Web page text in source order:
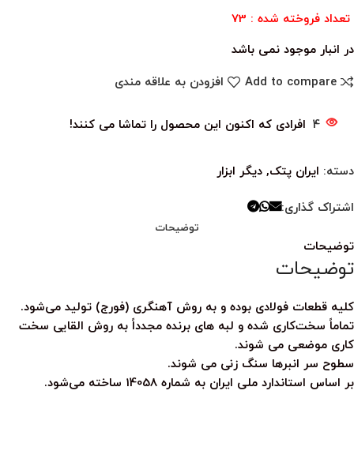
تعداد فروخته شده : 73
در انبار موجود نمی باشد
Add to compare
افزودن به علاقه مندی
4 افرادی که اکنون این محصول را تماشا می کنند!
دسته: ایران پتک, دیگر ابزار
اشتراک گذاری:
توضیحات
توضیحات
توضیحات
کلیه قطعات فولادی بوده و به روش آهنگری (فورج) تولید می‌شود.
تماماً سخت‌کاری شده و لبه های برنده مجدداً به روش القایی سخت
کاری موضعی می شوند.
سطوح سر انبرها سنگ‌ زنی می شوند.
بر اساس استاندارد ملی ایران به شماره 14058 ساخته می‌شود.